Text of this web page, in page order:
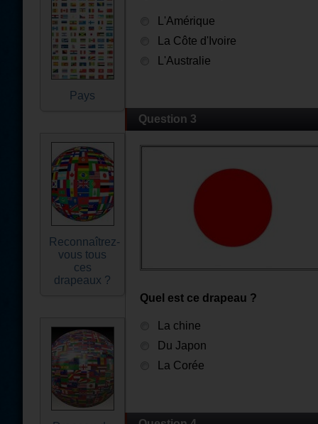
Pays
Reconnaîtrez-
vous tous
ces
drapeaux ?
L'Amérique
La Côte d'Ivoire
L'Australie
Question 3
Quel est ce drapeau ?
La chine
Du Japon
La Corée